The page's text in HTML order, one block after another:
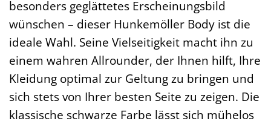
besonders geglättetes Erscheinungsbild
wünschen – dieser Hunkemöller Body ist die
ideale Wahl. Seine Vielseitigkeit macht ihn zu
einem wahren Allrounder, der Ihnen hilft, Ihre
Kleidung optimal zur Geltung zu bringen und
sich stets von Ihrer besten Seite zu zeigen. Die
klassische schwarze Farbe lässt sich mühelos